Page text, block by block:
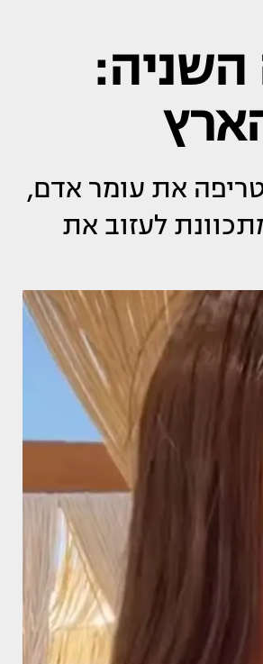
את עומר אדם,
לעזוב את